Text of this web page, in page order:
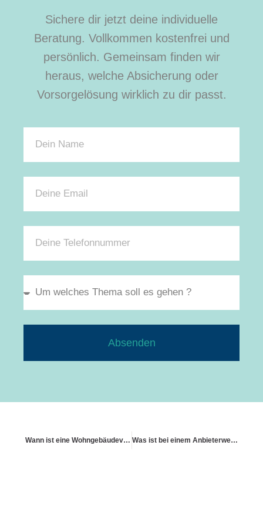
Sichere dir jetzt deine individuelle
Beratung. Vollkommen kostenfrei und
persönlich. Gemeinsam finden wir
heraus, welche Absicherung oder
Vorsorgelösung wirklich zu dir passt.
Absenden
Wann ist eine Wohngebäudeversicherung Pflicht? Was ist bei einem Anbieterwechsel zu beachten?